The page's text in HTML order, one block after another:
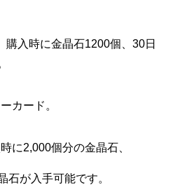
購入時に金晶石1200個、30日
カード。
に2,000個分の金晶石、
石が入手可能です。